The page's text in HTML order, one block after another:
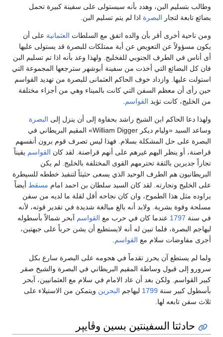
وطالب بتسليم البن، وهدد بأنه سيستولى على سفينة كبيرة تحمل
بضائع تابعة لتجار البصرة اذا لم يتم تسليم البن.
ومن ناحية أخرى أقر بأن والده اتفق مع السلطات العثمانية على أن
يكون مسؤولاً عن التعويض عن أية ممتلكات للبصرة قد يستولى عليها
أى أناس في الطرف الجنوبي للفخليج. ولهذا وعد بأنه اذا تم تسليم البن
فان كل البضائع التي أخذت من سفينة أبوشهر سترجعها المجموعة التي
استولت عليها. وازداد خوف الحاكم العثمانى للبصرة من تهديد القواسم
حين رأى أن معظم السفن التي كانت بالميناء وهي من أجزاء مختلفة
من الخليج، كانت تؤيد القواسم
ولهذا دعا الحاكم ابن الشيخ راشد بحفاوة إلى أن ينزل إلى البصرة
وساعد السيد «وليام ديكر William Digger» المقيم البريطاني في
البصرة على حل المشكلة بسلام. فهذا ليس تصرف قوم برون أنفسهم
قراصنة، أو ينظر اليهم غيرهم على أنهم قراصنة. لقد كان القواسم يقيناً
تجاراً جديرين بالثقة تحترمهم القوى المختلفة بالخليج. لم يكن
البريطانيون هم الطرف الوحيد الذي يسعى حثيثاً لتنفيذ خططه للسيطرة
على الخليج وتجارته. لقد كان السيد سلطان بن احمد امام مسقط أيضاً
يراوده مثل هذا الطموح، وان كان نجاحه أقل لقلة ما لديه من سفن
مسلحة وقوة بشرية. ولابد أنه بالغ مبالغة شديدة في تقدير قوته، لأنه
في سنة 1797 عندما كان في حرب مع القواسم آبحر شمالاً بأسطوله
ليهاجم البصرة، فلما تبين له أنه لايستطيع أن يشن حرباً على جبهتين،
أجرى مفاوضات سلام مع القواسم
ولما لم يستطع آن يحرز تقدماً في هجومه على البصرة سارع بكل
سرورو إلى قبول وساطة المقيم البريطاني في البصرة والشيخ صقر
كبير القواسم. ولكن بعد أن عاد الامام في سلام مع العثمانيين، آبحر
بأسطول كبير سنة 1799 ليهاجم البحرين ويتمكن من الاستيلاء على
ثلاث سفن تابعه لها.
حادثتا السفينتين بسين وڤايپر